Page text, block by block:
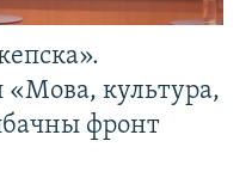
«Мова, культура,
фронт